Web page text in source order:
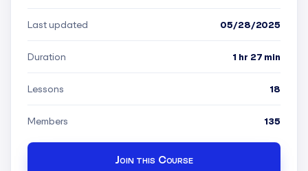
Last updated 05/28/2025
Duration 1 hr 27 min
Lessons 18
Members 135
Join this Course